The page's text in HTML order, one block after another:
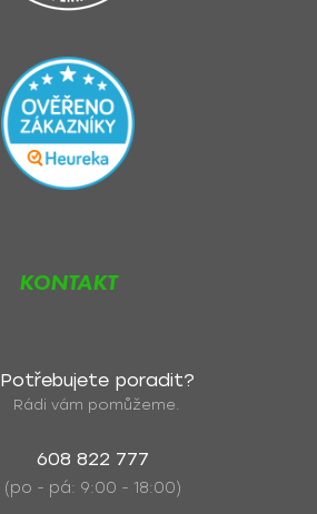
KONTAKT
Potřebujete poradit?
Rádi vám pomůžeme.
608 822 777
(po - pá: 9:00 - 18:00)